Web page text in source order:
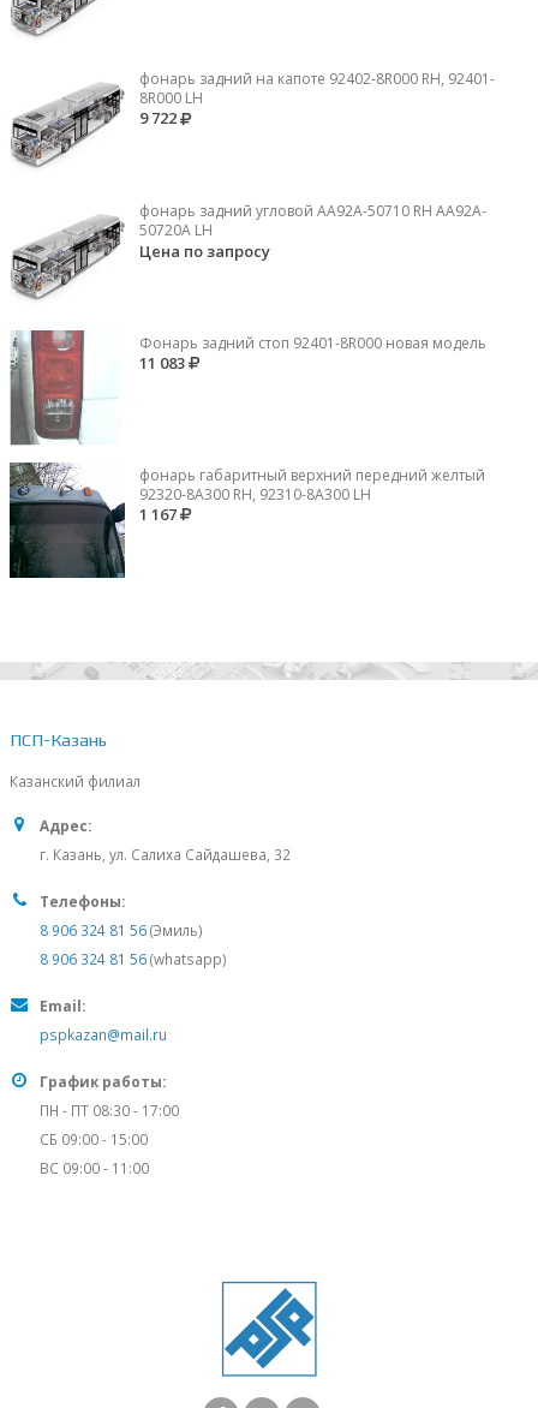
фонарь задний на капоте 92402-8R000 RH, 92401-
8R000 LH
9 722
фонарь задний угловой AA92A-50710 RH AA92A-
50720A LH
Цена по запросу
Фонарь задний стоп 92401-8R000 новая модель
11 083
фонарь габаритный верхний передний желтый
92320-8A300 RH, 92310-8А300 LH
1 167
ПСП-Казань
Казанский филиал
Адрес:
г. Казань, ул. Салиха Сайдашева, 32
Телефоны:
8 906 324 81 56(Эмиль)
8 906 324 81 56(whatsapp)
Email:
pspkazan@mail.ru
График работы:
ПН - ПТ 08:30 - 17:00
СБ 09:00 - 15:00
ВС 09:00 - 11:00